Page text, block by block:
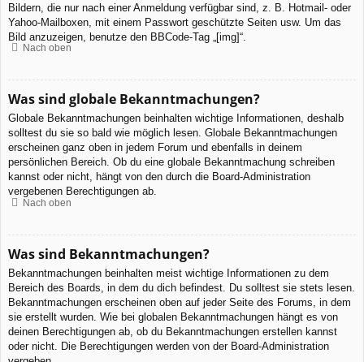
Bildern, die nur nach einer Anmeldung verfügbar sind, z. B. Hotmail- oder
Yahoo-Mailboxen, mit einem Passwort geschützte Seiten usw. Um das
Bild anzuzeigen, benutze den BBCode-Tag „[img]“.
Nach oben
Was sind globale Bekanntmachungen?
Globale Bekanntmachungen beinhalten wichtige Informationen, deshalb
solltest du sie so bald wie möglich lesen. Globale Bekanntmachungen
erscheinen ganz oben in jedem Forum und ebenfalls in deinem
persönlichen Bereich. Ob du eine globale Bekanntmachung schreiben
kannst oder nicht, hängt von den durch die Board-Administration
vergebenen Berechtigungen ab.
Nach oben
Was sind Bekanntmachungen?
Bekanntmachungen beinhalten meist wichtige Informationen zu dem
Bereich des Boards, in dem du dich befindest. Du solltest sie stets lesen.
Bekanntmachungen erscheinen oben auf jeder Seite des Forums, in dem
sie erstellt wurden. Wie bei globalen Bekanntmachungen hängt es von
deinen Berechtigungen ab, ob du Bekanntmachungen erstellen kannst
oder nicht. Die Berechtigungen werden von der Board-Administration